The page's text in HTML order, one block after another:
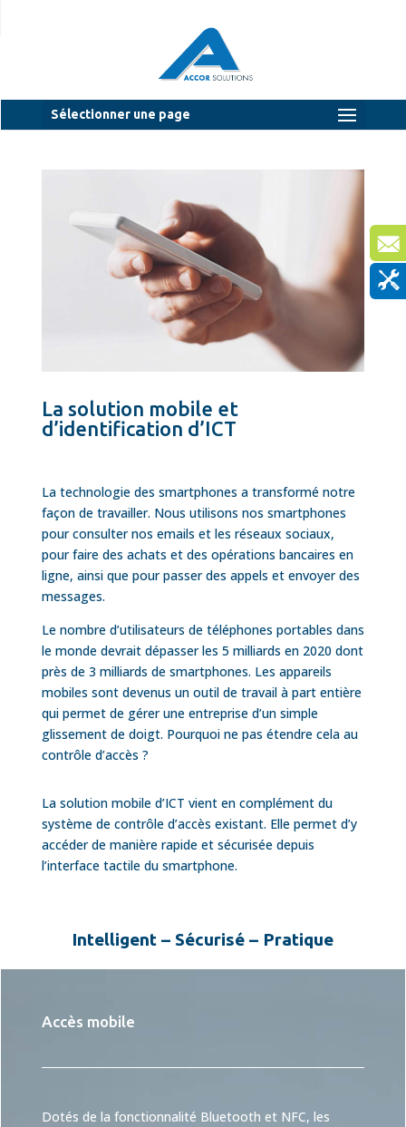
Sélectionner une page
La solution mobile et
d’identification d’ICT
La technologie des smartphones a transformé notre
façon de travailler. Nous utilisons nos smartphones
pour consulter nos emails et les réseaux sociaux,
pour faire des achats et des opérations bancaires en
ligne, ainsi que pour passer des appels et envoyer des
messages.
Le nombre d’utilisateurs de téléphones portables dans
le monde devrait dépasser les 5 milliards en 2020 dont
près de 3 milliards de smartphones. Les appareils
mobiles sont devenus un outil de travail à part entière
qui permet de gérer une entreprise d’un simple
glissement de doigt. Pourquoi ne pas étendre cela au
contrôle d’accès ?
La solution mobile d’ICT vient en complément du
système de contrôle d’accès existant. Elle permet d’y
accéder de manière rapide et sécurisée depuis
l’interface tactile du smartphone.
Intelligent – Sécurisé – Pratique
Accès mobile
Dotés de la fonctionnalité Bluetooth et NFC, les